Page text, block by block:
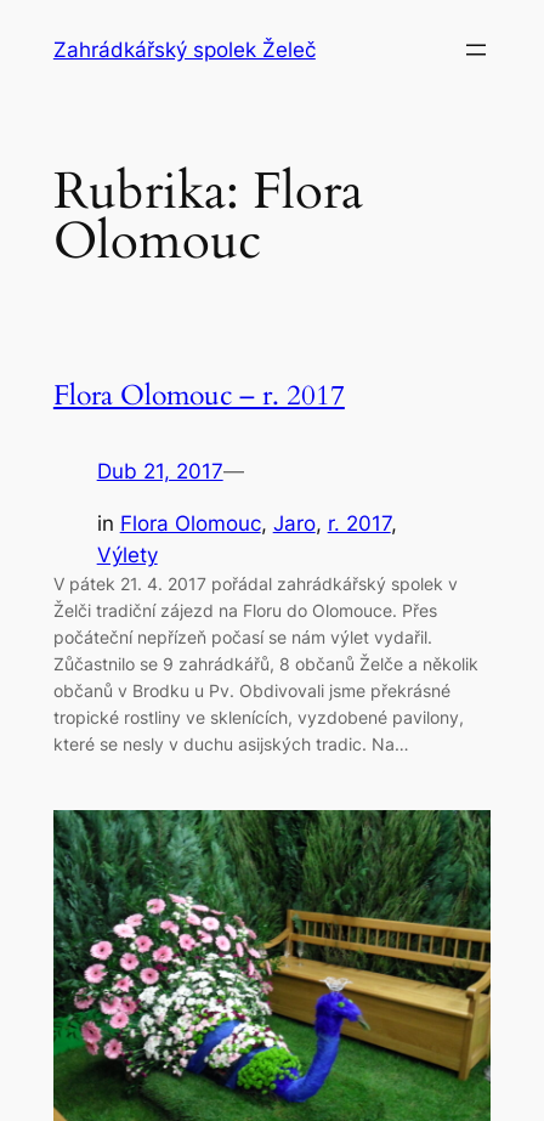
Zahrádkářský spolek Želeč
Rubrika: Flora
Olomouc
Flora Olomouc – r. 2017
Dub 21, 2017—
in Flora Olomouc, Jaro, r. 2017
Výlety
V pátek 21. 4. 2017 pořádal zahrádkářský spolek v
Želči tradiční zájezd na Floru do Olomouce. Přes
počáteční nepřízeň počasí se nám výlet vydařil.
Zůčastnilo se 9 zahrádkářů, 8 občanů Želče a několik
občanů v Brodku u Pv. Obdivovali jsme překrásné
tropické rostliny ve sklenících, vyzdobené pavilony,
které se nesly v duchu asijských tradic. Na…